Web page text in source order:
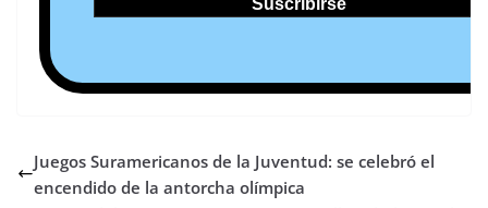
Juegos Suramericanos de la Juventud: se celebró el
encendido de la antorcha olímpica